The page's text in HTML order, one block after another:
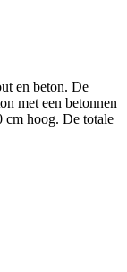
en beton. De
met een betonnen
cm hoog. De totale